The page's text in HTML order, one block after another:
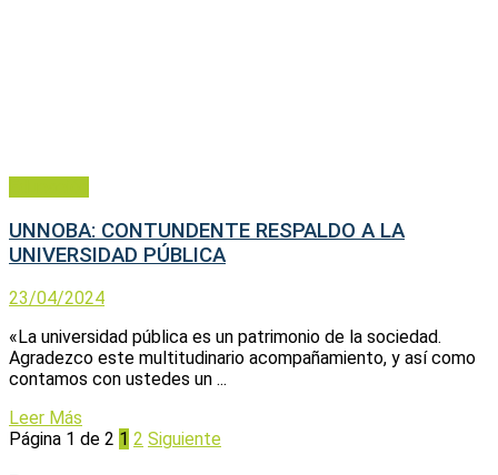
UNNOBA: CONTUNDENTE RESPALDO A LA
UNIVERSIDAD PÚBLICA
23/04/2024
«La universidad pública es un patrimonio de la sociedad.
Agradezco este multitudinario acompañamiento, y así como
contamos con ustedes un ...
Leer Más
Página 1 de 2 1 2 Siguiente